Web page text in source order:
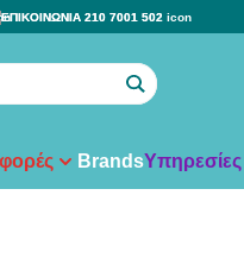
ΕΠΙΚΟΙΝΩΝΙΑ 210 7001 502
BrandsΥπηρεσίες